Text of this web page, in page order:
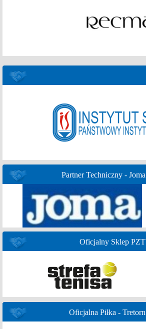
Partner Techniczny - Joma
Oficjalny Sklep PZT
Oficjalna Piłka - Tretorn